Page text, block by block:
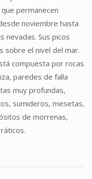
permanecen
noviembre hasta
nevadas. Sus picos
sobre el nivel del mar.
compuesta por rocas
paredes de falla
muy profundas,
sumideros, mesetas,
de morrenas,